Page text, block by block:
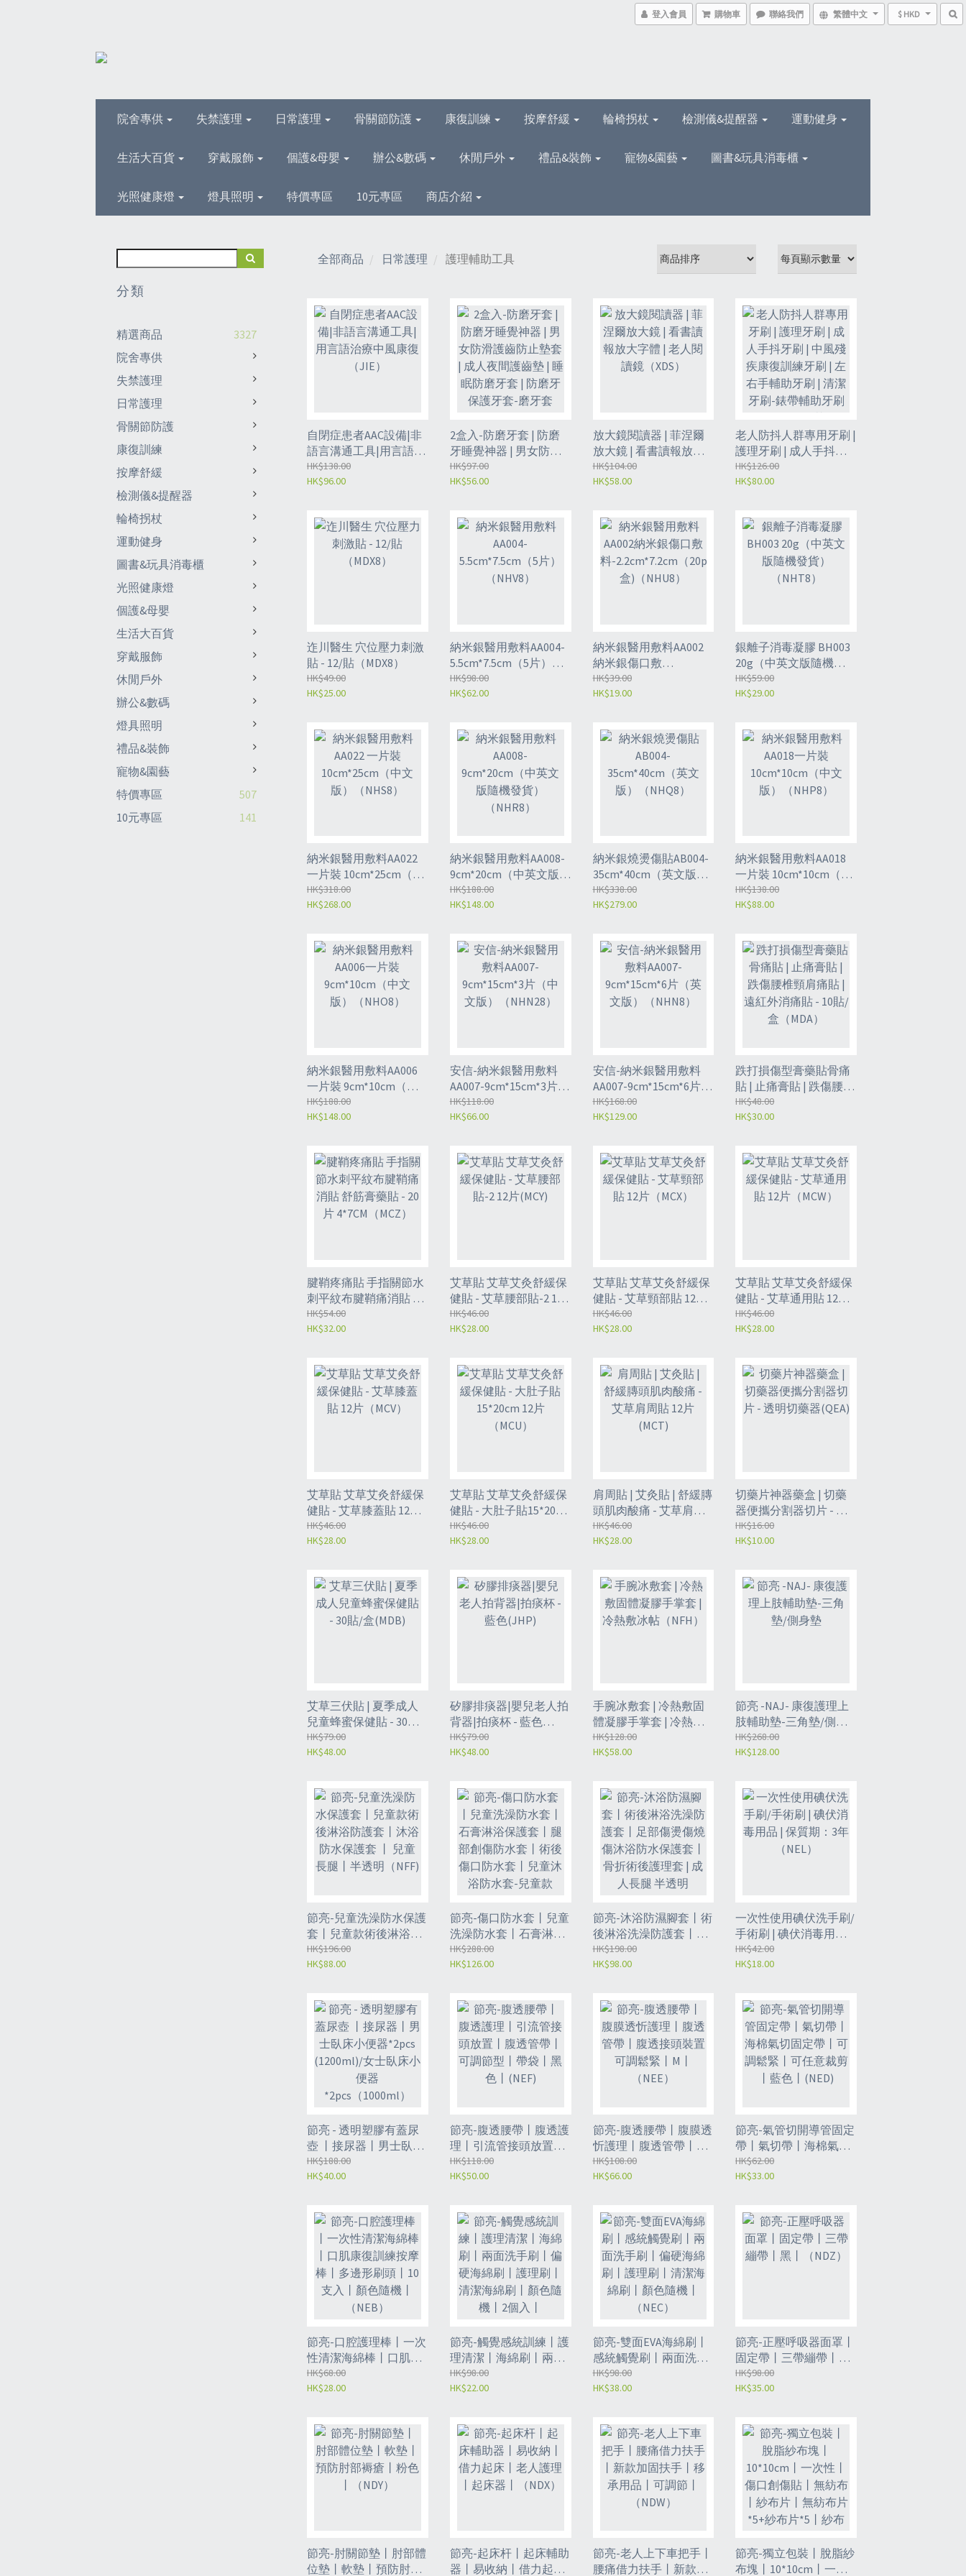
登入會員 購物車 聯絡我們 繁體中文 $ HKD
院舍專供 失禁護理 日常護理 骨關節防護 康復訓練 按摩舒緩 輪椅拐杖 檢測儀&提醒器 運動健身
生活大百貨 穿戴服飾 個護&母嬰 辦公&數碼 休閒戶外 禮品&裝飾 寵物&園藝 圖書&玩具消毒櫃
光照健康燈 燈具照明 特價專區 10元專區 商店介紹
分類
精選商品
3327
院舍專供
失禁護理
日常護理
骨關節防護
康復訓練
按摩舒緩
檢測儀&提醒器
輪椅拐杖
運動健身
圖書&玩具消毒櫃
光照健康燈
個護&母嬰
生活大百貨
穿戴服飾
休閒戶外
辦公&數碼
燈具照明
禮品&裝飾
寵物&園藝
特價專區
507
10元專區
141
全部商品 日常護理 護理輔助工具
自閉症患者AAC設備|非
語言溝通工具|用言語治
療中風康復（JIE）
HK$138.00
HK$96.00
2盒入-防磨牙套 | 防磨
牙睡覺神器 | 男女防滑
護齒防止墊套 | 成人夜
間護齒墊 | 睡眠防磨牙
HK$97.00
HK$56.00
放大鏡閱讀器 | 菲涅爾
放大鏡 | 看書讀報放大
字體 | 老人閱讀鏡
（XDS）
HK$104.00
HK$58.00
老人防抖人群專用牙刷 |
護理牙刷 | 成人手抖牙
刷 | 中風殘疾康復訓練
牙刷 | 左右手輔助牙刷 |
（JIG）
HK$126.00
HK$80.00
迮川醫生 穴位壓力刺激
貼 - 12/貼（MDX8）
HK$49.00
HK$25.00
納米銀醫用敷料AA004-
5.5cm*7.5cm（5片）
（NHV8）
HK$98.00
HK$62.00
納米銀醫用敷料AA002
納米銀傷口敷
料-2.2cm*7.2cm（20pcs*1
盒)（NHU8）
HK$39.00
HK$19.00
銀離子消毒凝膠 BH003
20g（中英文版隨機發
貨）（NHT8）
HK$59.00
HK$29.00
納米銀醫用敷料AA022
一片裝 10cm*25cm（中
文版）（NHS8）
HK$318.00
HK$268.00
納米銀醫用敷料AA008-
9cm*20cm（中英文版隨
機發貨）（NHR8）
HK$188.00
HK$148.00
納米銀燒燙傷貼AB004-
35cm*40cm（英文版）
（NHQ8）
HK$338.00
HK$279.00
納米銀醫用敷料AA018
一片裝 10cm*10cm（中
文版）（NHP8）
HK$138.00
HK$88.00
納米銀醫用敷料AA006
一片裝 9cm*10cm（中
文版）（NHO8）
HK$188.00
HK$148.00
安信-納米銀醫用敷料
AA007-9cm*15cm*3片
（中文版）（NHN28）
HK$118.00
HK$66.00
安信-納米銀醫用敷料
AA007-9cm*15cm*6片
（英文版）（NHN8）
HK$168.00
HK$129.00
跌打損傷型膏藥貼骨痛
貼 | 止痛膏貼 | 跌傷腰椎
頸肩痛貼 | 遠紅外消痛
貼 - 10貼/盒（MDA）
HK$48.00
HK$30.00
腱鞘疼痛貼 手指關節水
刺平紋布腱鞘痛消貼 舒
筋膏藥貼 - 20片
4*7CM（MCZ）
HK$54.00
HK$32.00
艾草貼 艾草艾灸舒緩保
健貼 - 艾草腰部貼-2 12
片(MCY)
HK$46.00
HK$28.00
艾草貼 艾草艾灸舒緩保
健貼 - 艾草頸部貼 12片
（MCX）
HK$46.00
HK$28.00
艾草貼 艾草艾灸舒緩保
健貼 - 艾草通用貼 12片
（MCW）
HK$46.00
HK$28.00
艾草貼 艾草艾灸舒緩保
健貼 - 艾草膝蓋貼 12片
（MCV）
HK$46.00
HK$28.00
艾草貼 艾草艾灸舒緩保
健貼 - 大肚子貼15*20cm
12片（MCU）
HK$46.00
HK$28.00
肩周貼 | 艾灸貼 | 舒緩膞
頭肌肉酸痛 - 艾草肩周
貼 12片(MCT)
HK$46.00
HK$28.00
切藥片神器藥盒 | 切藥
器便攜分割器切片 - 透
明切藥器(QEA)
HK$16.00
HK$10.00
艾草三伏貼 | 夏季成人
兒童蜂蜜保健貼 - 30貼/
盒(MDB)
HK$79.00
HK$48.00
矽膠排痰器|嬰兒老人拍
背器|拍痰杯 - 藍色
(JHP)
HK$79.00
HK$48.00
手腕冰敷套 | 冷熱敷固
體凝膠手掌套 | 冷熱敷
冰帖（NFH）
HK$128.00
HK$58.00
節亮 -NAJ- 康復護理上
肢輔助墊-三角墊/側身
墊
HK$268.00
HK$128.00
節亮-兒童洗澡防水保護
套丨兒童款術後淋浴防
護套丨沐浴防水保護套
丨 兒童長腿丨半透明
HK$196.00
HK$88.00
節亮-傷口防水套丨兒童
洗澡防水套丨石膏淋浴
保護套丨腿部創傷防水
套丨術後傷口防水套丨
（NFE)
HK$288.00
HK$126.00
節亮-沐浴防濕腳套丨術
後淋浴洗澡防護套丨足
部傷燙傷燒傷沐浴防水
保護套丨骨折術後護理
（NFD)
HK$198.00
HK$98.00
一次性使用碘伏洗手刷/
手術刷 | 碘伏消毒用品 |
保質期：3年（NEL）
HK$42.00
HK$18.00
節亮 - 透明塑膠有蓋尿
壺 丨接尿器丨男士臥床
小便器*2pcs (1200ml)/
女士臥床小便器
HK$188.00
HK$40.00
節亮-腹透腰帶丨腹透護
理丨引流管接頭放置丨
腹透管帶丨可調節型丨
帶袋丨黑色丨(NEF)
HK$118.00
HK$50.00
節亮-腹透腰帶丨腹膜透
忻護理丨腹透管帶丨腹
透接頭裝置可調鬆緊丨
M丨（NEE）
HK$108.00
HK$66.00
節亮-氣管切開導管固定
帶丨氣切帶丨海棉氣切
固定帶丨可調鬆緊丨可
任意裁剪丨藍色丨
HK$62.00
HK$33.00
節亮-口腔護理棒丨一次
性清潔海綿棒丨口肌康
復訓練按摩棒丨多邊形
刷頭丨10支入丨顏色隨
HK$68.00
HK$28.00
節亮-觸覺感統訓練丨護
理清潔丨海綿刷丨兩面
洗手刷丨偏硬海綿刷丨
護理刷丨清潔海綿刷丨
HK$98.00
HK$22.00
節亮-雙面EVA海綿刷丨
感統觸覺刷丨兩面洗手
刷丨偏硬海綿刷丨護理
刷丨清潔海綿刷丨顏色
HK$98.00
HK$38.00
節亮-正壓呼吸器面罩丨
固定帶丨三帶繃帶丨黑
丨（NDZ）
HK$98.00
HK$35.00
節亮-肘關節墊丨肘部體
位墊丨軟墊丨預防肘部
節亮-起床杆丨起床輔助
器丨易收納丨借力起床
節亮-老人上下車把手丨
腰痛借力扶手丨新款加
節亮-獨立包裝丨脫脂紗
布塊丨10*10cm丨一次